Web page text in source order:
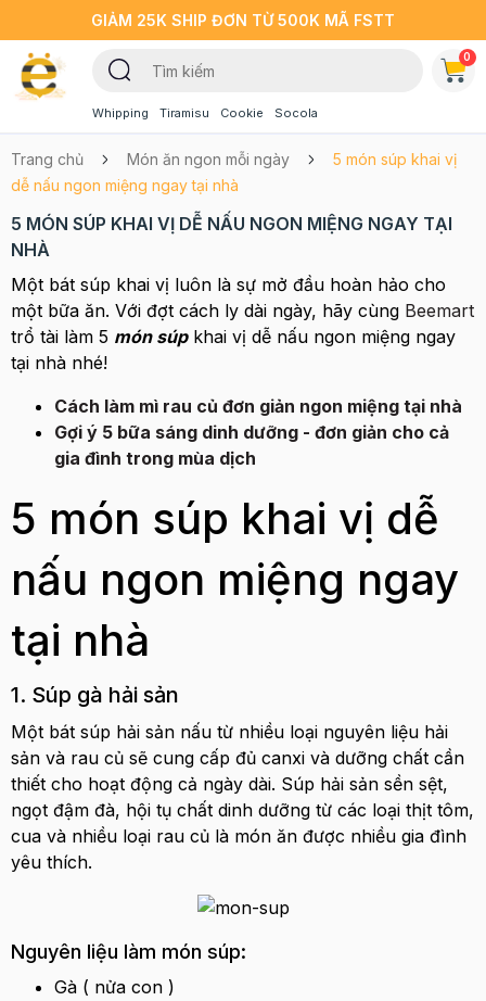
GIẢM 25K SHIP ĐƠN TỪ 500K MÃ FSTT
Whipping Tiramisu Cookie Socola
0
Trang chủ Món ăn ngon mỗi ngày
5 món súp khai vị
dễ nấu ngon miệng ngay tại nhà
5 MÓN SÚP KHAI VỊ DỄ NẤU NGON MIỆNG NGAY TẠI
NHÀ
Một bát súp khai vị luôn là sự mở đầu hoàn hảo cho
một bữa ăn. Với đợt cách ly dài ngày, hãy cùng Beemart
trổ tài làm 5 món súpkhai vị dễ nấu ngon miệng ngay
tại nhà nhé!
Cách làm mì rau củ đơn giản ngon miệng tại nhà
Gợi ý 5 bữa sáng dinh dưỡng - đơn giản cho cả
gia đình trong mùa dịch
5 món súp khai vị dễ
nấu ngon miệng ngay
tại nhà
1. Súp gà hải sản
Một bát súp hải sản nấu từ nhiều loại nguyên liệu hải
sản và rau củ sẽ cung cấp đủ canxi và dưỡng chất cần
thiết cho hoạt động cả ngày dài. Súp hải sản sền sệt,
ngọt đậm đà, hội tụ chất dinh dưỡng từ các loại thịt tôm,
cua và nhiều loại rau củ là món ăn được nhiều gia đình
yêu thích.
Nguyên liệu làm món súp:
Gà ( nửa con )